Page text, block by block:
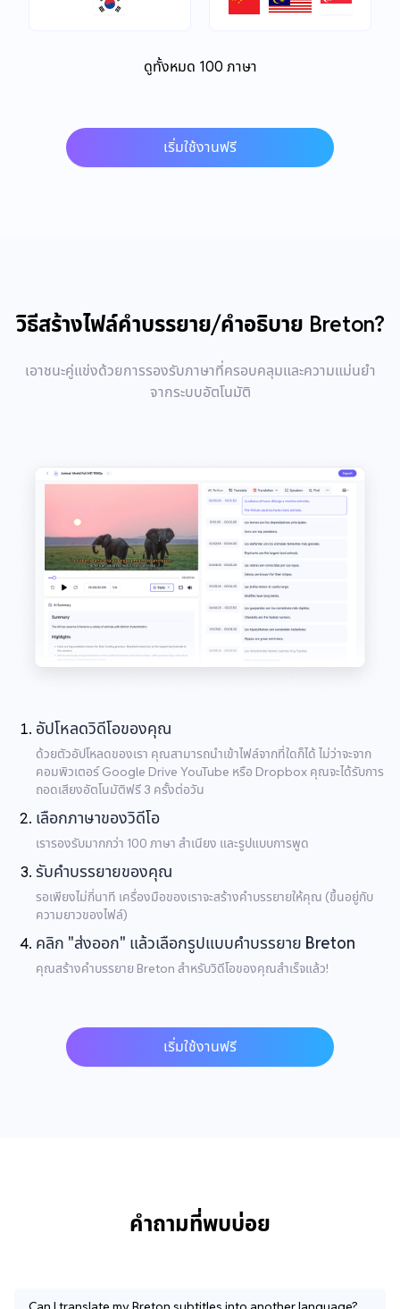
ดูทั้งหมด 100 ภาษา
เริ่มใช้งานฟรี
วิธีสร้างไฟล์คำบรรยาย/คำอธิบาย Breton?
เอาชนะคู่แข่งด้วยการรองรับภาษาที่ครอบคลุมและความแม่นยำ
จากระบบอัตโนมัติ
อัปโหลดวิดีโอของคุณ
ด้วยตัวอัปโหลดของเรา คุณสามารถนำเข้าไฟล์จากที่ใดก็ได้ ไม่ว่าจะจาก
คอมพิวเตอร์ Google Drive YouTube หรือ Dropbox คุณจะได้รับการ
ถอดเสียงอัตโนมัติฟรี 3 ครั้งต่อวัน
เลือกภาษาของวิดีโอ
เรารองรับมากกว่า 100 ภาษา สำเนียง และรูปแบบการพูด
รับคำบรรยายของคุณ
รอเพียงไม่กี่นาที เครื่องมือของเราจะสร้างคำบรรยายให้คุณ (ขึ้นอยู่กับ
ความยาวของไฟล์)
คลิก "ส่งออก" แล้วเลือกรูปแบบคำบรรยาย Breton
คุณสร้างคำบรรยาย Breton สำหรับวิดีโอของคุณสำเร็จแล้ว!
เริ่มใช้งานฟรี
คำถามที่พบบ่อย